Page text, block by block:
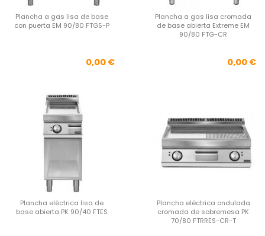
Plancha a gas lisa de base
con puerta EM 90/80 FTGS-P
Precio
0,00 €
Plancha a gas lisa cromada
de base abierta Extreme EM
90/80 FTG-CR
0,00 €
Plancha eléctrica lisa de
base abierta PK 90/40 FTES
Plancha eléctrica ondulada
cromada de sobremesa PK
70/80 FTRRES-CR-T